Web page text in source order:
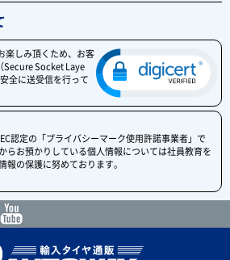
楽しみ頂くため、お客
Secure Socket Laye
全に送受信を行って
認定の「プライバシーマーク使用許諾事業者」で
らお預かりしている個人情報については社員教育を
報の保護に努めております。